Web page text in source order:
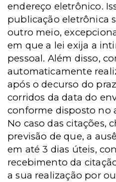
endereço eletrônico.
publicação eletrônica
outro meio,
em que a lei exija a
pessoal. Além disso,
automaticamente
após o decurso do
corridos da data do
conforme disposto no
No caso das citações,
previsão de que, a
em até 3 dias úteis,
recebimento da
a sua realização por